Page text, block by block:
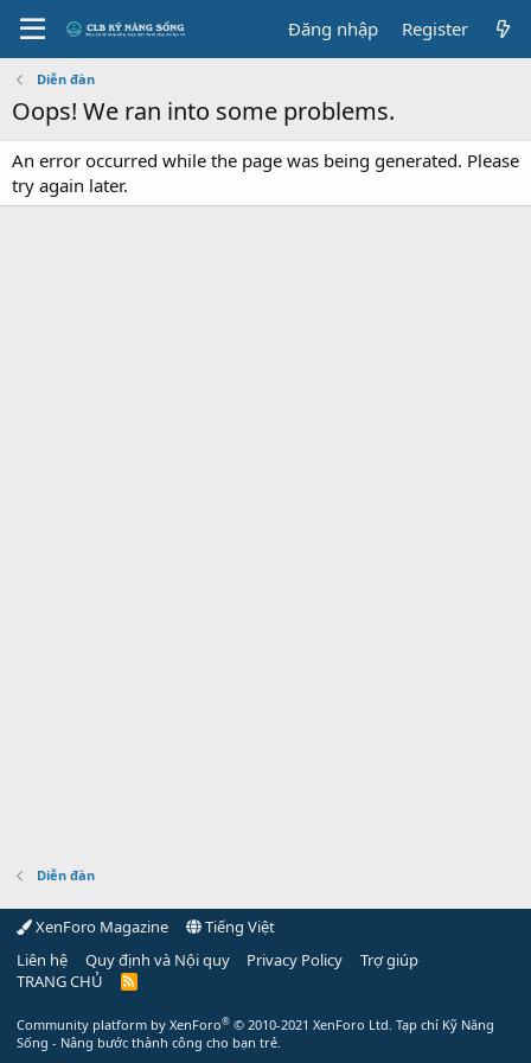
Đăng nhập Register
Diễn đàn
Oops! We ran into some problems.
An error occurred while the page was being generated. Please
try again later.
Diễn đàn
XenForo Magazine
Tiếng Việt
Liên hệ
Quy định và Nội quy Privacy Policy
Trợ giúp
TRANG CHỦ
R
Community platform by XenForo® © 2010-2021 XenForo Ltd. Tạp chí Kỹ Năng
Sống - Nâng bước thành công cho bạn trẻ.